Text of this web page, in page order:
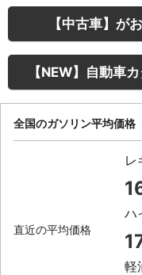
【中古車】が
【NEW】自動車
全国のガソリン平均価格
直近の平均価格
レ
ハ
軽